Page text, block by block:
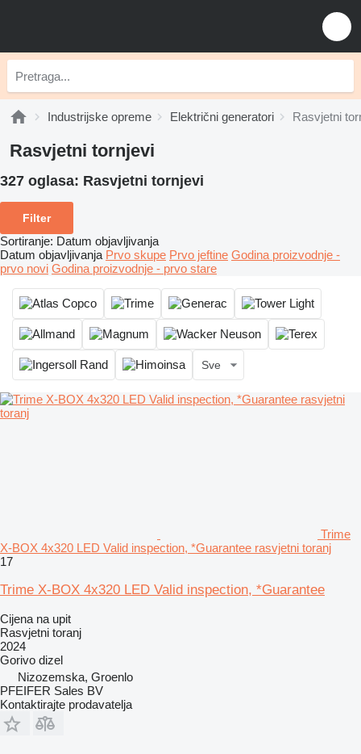
Industrijske opreme Električni generatori Rasvjetni
Rasvjetni tornjevi
327 oglasa: Rasvjetni tornjevi
Filter
Sortiranje: Datum objavljivanja
Datum objavljivanja Prvo skupe Prvo jeftine Godina proizvodnje -
prvo novi Godina proizvodnje - prvo stare
Sve
Trime
X-BOX 4x320 LED Valid inspection, *Guarantee rasvjetni toranj
17
Trime X-BOX 4x320 LED Valid inspection, *Guarantee
Cijena na upit
Rasvjetni toranj
2024
Gorivo dizel
Nizozemska, Groenlo
PFEIFER Sales BV
Kontaktirajte prodavatelja